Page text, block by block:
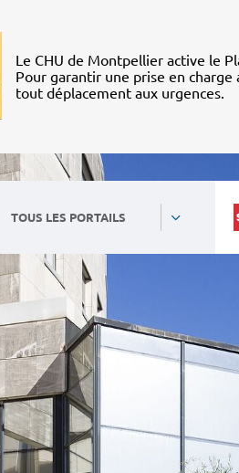
Le CHU de Montpellier active le
Pour garantir une prise en charge
tout déplacement aux urgences.
TOUS LES PORTAILS